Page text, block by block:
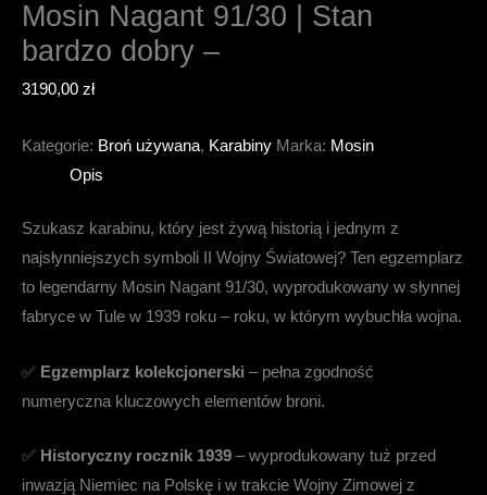
Mosin Nagant 91/30 | Stan
bardzo dobry –
3190,00 zł
Kategorie: Broń używana, Karabiny Marka: Mosin
Opis
Szukasz karabinu, który jest żywą historią i jednym z
najsłynniejszych symboli II Wojny Światowej? Ten egzemplarz
to legendarny Mosin Nagant 91/30, wyprodukowany w słynnej
fabryce w Tule w 1939 roku – roku, w którym wybuchła wojna.
✅ Egzemplarz kolekcjonerski – pełna zgodność
numeryczna kluczowych elementów broni.
✅ Historyczny rocznik 1939 – wyprodukowany tuż przed
inwazją Niemiec na Polskę i w trakcie Wojny Zimowej z